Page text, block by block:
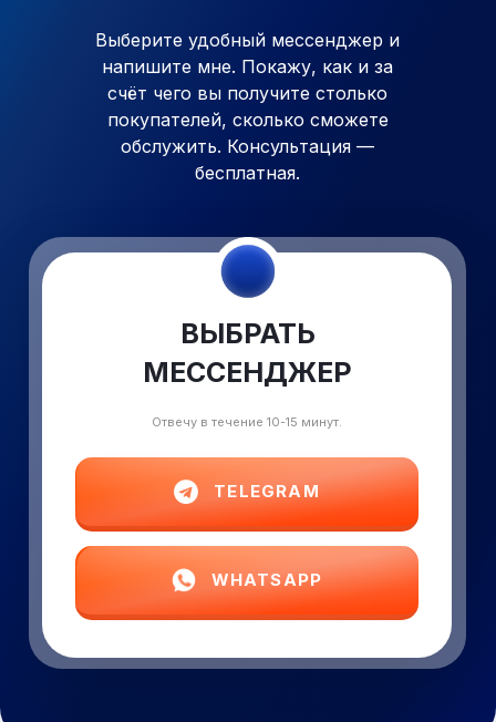
Выберите удобный мессенджер и
напишите мне. Покажу, как и за
счёт чего вы получите столько
покупателей, сколько сможете
обслужить. Консультация —
бесплатная.
TELEGRAM
WHATSAPP
ВЫБРАТЬ
МЕССЕНДЖЕР
Отвечу в течение 10-15 минут.